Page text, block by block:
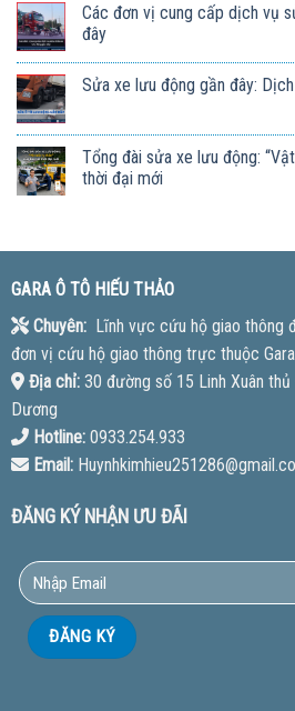
Các đơn vị cung cấp dịch vụ
đây
Sửa xe lưu động gần đây:
Tổng đài sửa xe lưu động:
thời đại mới
GARA Ô TÔ HIẾU THẢO
Chuyên:Lĩnh vực cứu hộ giao thông
đơn vị cứu hộ giao thông trực thuộc
Địa chỉ:30 đường số 15 Linh Xuân thủ
Dương
Hotline:0933.254.933
Email:
ĐĂNG KÝ NHẬN ƯU ĐÃI